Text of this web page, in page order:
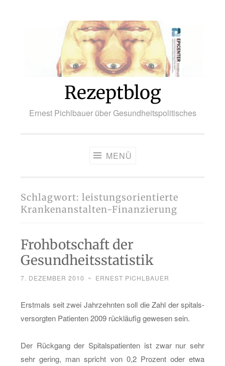
Rezeptblog
Ernest Pichlbauer über Gesundheitspolitisches
MENÜ
Schlagwort: leistungsorientierte
Krankenanstalten-Finanzierung
Frohbotschaft der
Gesundheitsstatistik
7. DEZEMBER 2010 ~ ERNEST PICHLBAUER
Erst­mals seit zwei Jahr­zehn­ten soll die Zahl der spi­tals­
ver­sorg­ten Pa­ti­en­ten 2009 rück­läu­fig ge­we­sen sein.
Der Rück­gang der Spi­tal­s­pa­ti­en­ten ist zwar nur sehr
sehr ge­ring, man spricht von 0,2 Pro­zent oder etwa